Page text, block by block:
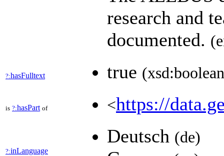
research and
documented.
?:hasFulltext true
is ?:hasPart of <https://
?:inLanguage
Deutsch (de)